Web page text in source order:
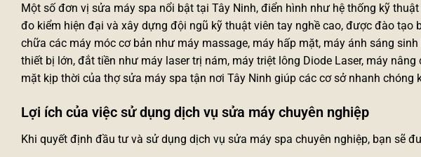
Một số đơn vị sửa máy spa nổi bật tại Tây Ninh, điển hình như hệ thống kỹ
đo kiểm hiện đại và xây dựng đội ngũ kỹ thuật viên tay nghề cao, được đào tạo
chữa các máy móc cơ bản như máy massage, máy hấp mặt, máy ánh sáng sinh
thiết bị lớn, đắt tiền như máy laser trị nám, máy triệt lông Diode Laser, máy
mặt kịp thời của thợ sửa máy spa tận nơi Tây Ninh giúp các cơ sở nhanh chóng
Lợi ích của việc sử dụng dịch vụ sửa máy chuyên nghiệp
Khi quyết định đầu tư và sử dụng dịch vụ sửa máy spa chuyên nghiệp, bạn sẽ